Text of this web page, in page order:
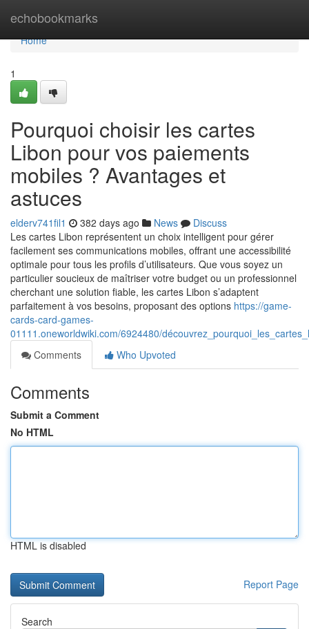
echobookmarks
Home
Home
1
Pourquoi choisir les cartes
Libon pour vos paiements
mobiles ? Avantages et
astuces
elderv741fil1 382 days ago News
Discuss
Les cartes Libon représentent un choix intelligent pour gérer
facilement ses communications mobiles, offrant une accessibilité
optimale pour tous les profils d’utilisateurs. Que vous soyez un
particulier soucieux de maîtriser votre budget ou un professionnel
cherchant une solution fiable, les cartes Libon s’adaptent
parfaitement à vos besoins, proposant des options https://game-
cards-card-games-
01111.oneworldwiki.com/6924480/
Comments
Who Upvoted
Comments
Submit a Comment
No HTML
HTML is disabled
Report Page
Search